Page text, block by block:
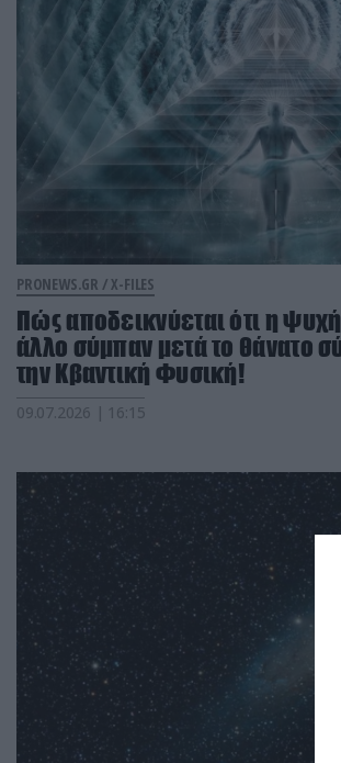
PRONEWS.GR /X-FILES
Πώς αποδεικνύεται ότι η
άλλο σύμπαν μετά το θάνατο
την Κβαντική Φυσική!
09.07.2026 | 16:15